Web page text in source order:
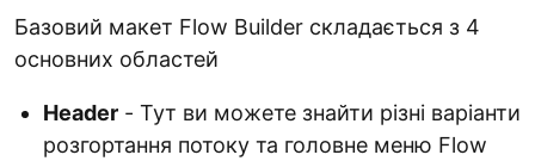
Базовий макет Flow Builder складається з 4
основних областей
Header - Тут ви можете знайти різні варіанти
розгортання потоку та головне меню Flow